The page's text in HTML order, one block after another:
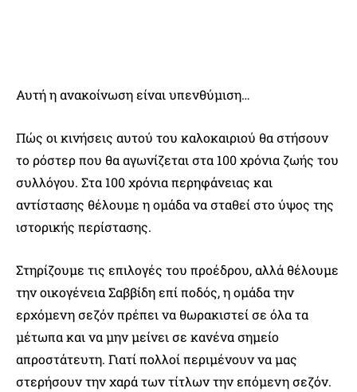
Αυτή η ανακοίνωση είναι υπενθύμιση…
Πώς οι κινήσεις αυτού του καλοκαιριού θα στήσουν
το ρόστερ που θα αγωνίζεται στα 100 χρόνια ζωής του
συλλόγου. Στα 100 χρόνια περηφάνειας και
αντίστασης θέλουμε η ομάδα να σταθεί στο ύψος της
ιστορικής περίστασης.
Στηρίζουμε τις επιλογές του προέδρου, αλλά θέλουμε
την οικογένεια Σαββίδη επί ποδός, η ομάδα την
ερχόμενη σεζόν πρέπει να θωρακιστεί σε όλα τα
μέτωπα και να μην μείνει σε κανένα σημείο
απροστάτευτη. Γιατί πολλοί περιμένουν να μας
στερήσουν την χαρά των τίτλων την επόμενη σεζόν.